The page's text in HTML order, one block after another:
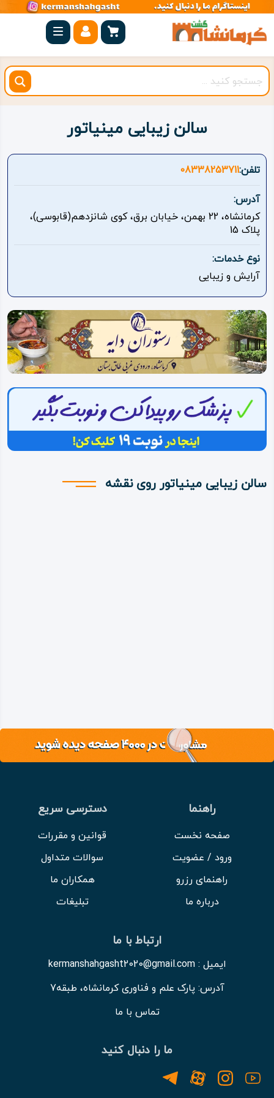
صفحه
اصلی
کرمانشاه
شهرستان
بیستون
روستاهای
هدف
اقامتگاه
ویژه
درباره
ما
سالن زیبایی مینیاتور
تلفن:08338253711
آدرس:
کرمانشاه، 22 بهمن، خیابان برق، کوی شانزدهم(قابوسی)،
پلاک 15
نوع خدمات:
آرایش و زیبایی
سالن زیبایی مینیاتور روی نقشه
راهنما
صفحه نخست
ورود / عضویت
راهنمای رزرو
درباره ما
دسترسی سریع
قوانین و مقررات
سوالات متداول
همکاران ما
تبلیغات
ارتباط با ما
ایمیل : kermanshahgasht2020@gmail.com
آدرس: پارک علم و فناوری کرمانشاه، طبقه7
تماس با ما
ما را دنبال کنید